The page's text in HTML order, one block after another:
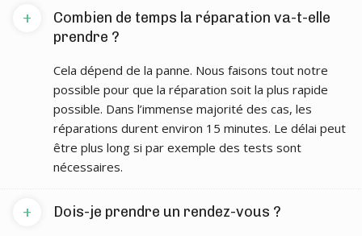
Combien de temps la réparation va-t-elle
prendre ?
+
Cela dépend de la panne. Nous faisons tout notre
possible pour que la réparation soit la plus rapide
possible. Dans l’immense majorité des cas, les
réparations durent environ 15 minutes. Le délai peut
être plus long si par exemple des tests sont
nécessaires.
Dois-je prendre un rendez-vous ?
+